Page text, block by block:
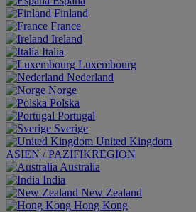
Finland
France
Ireland
Italia
Luxembourg
Nederland
Norge
Polska
Portugal
Sverige
United Kingdom
ASIEN / PAZIFIKREGION
Australia
India
New Zealand
Hong Kong